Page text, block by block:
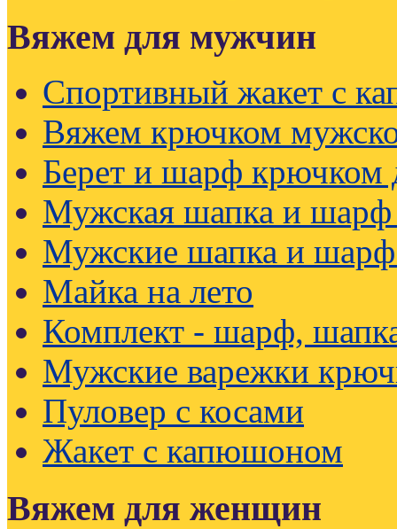
Вяжем для мужчин
Спортивный жакет с
Вяжем крючком
Берет и шарф
Мужская шапка и шарф
Мужские шапка и
Майка на лето
Комплект - шарф,
Мужские варежки
Пуловер с косами
Жакет с капюшоном
Вяжем для женщин